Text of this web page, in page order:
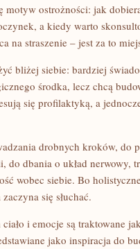
motyw ostrożności: jak
a kiedy warto
na straszenie – jest za to
bliżej siebie: bardziej
środka, lecz chcą
się profilaktyką, a
drobnych kroków, do
do dbania o układ nerwowy,
wobec siebie. Bo
się słuchać.
i emocje są traktowane
jako inspiracja do